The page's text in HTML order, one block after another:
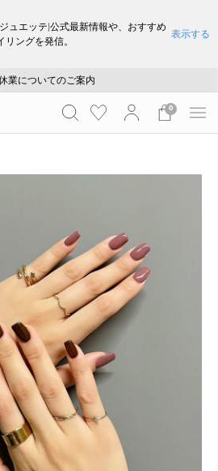
ュエッテ)公式最新情報や、おすすめ
ングを発信。
表示する
採用のご案内
たお品物のお届け状況について
業についてのご案内
LIMITED ITEMS >>
採用のご案内
たお品物のお届け状況について
0